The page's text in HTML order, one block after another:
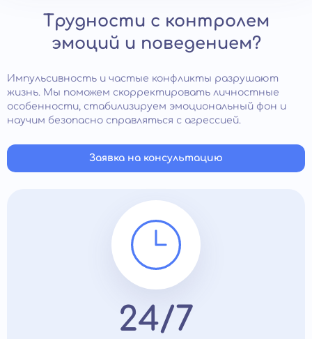
Трудности с контролем
эмоций и поведением?
Импульсивность и частые конфликты разрушают
жизнь. Мы поможем скорректировать личностные
особенности, стабилизируем эмоциональный фон и
научим безопасно справляться с агрессией.
Заявка на консультацию
24/7